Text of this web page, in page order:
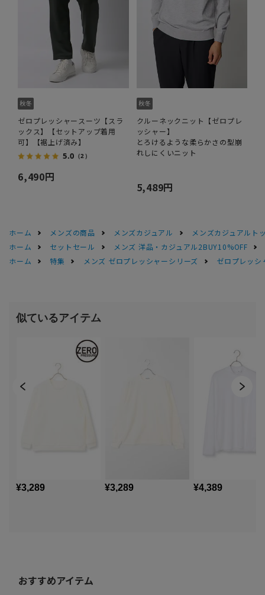
ゼロプレッシャースーツ【スラ
ックス】【セットアップ着用
可】【裾上げ済み】
5.0 （2）
6,490円
クルーネックニット【ゼロプレ
ッシャー】
とろけるような柔らかさの型崩
れしにくいニット
5,489円
ホーム メンズの商品 メンズカジュアル
メンズカジュアルト
ホーム
セットセール
メンズ 洋品・カジュアル2BUY10%OFF
ホーム
特集 メンズ ゼロプレッシャーシリーズ ゼロプレッシ